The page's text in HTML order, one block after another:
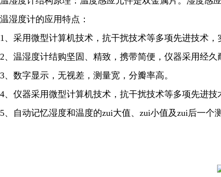
温湿度计的应用特点：
1、采用微型计算机技术，抗干扰技术等多项先进技术
2、 温湿度计结购坚固、精致，携带简便，仪器采用经
3、数字显示，无视差，测量宽，分瓣率高。
4、仪器采用微型计算机技术，抗干扰技术等多项先进
5、自动记忆湿度和温度的zui大值、zui小值及zui后一个